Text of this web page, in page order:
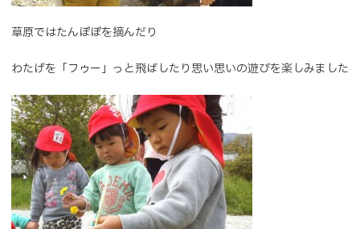
草原ではたんぽぽを摘んだり
わたげを「フゥー」っと飛ばしたり思い思いの遊びを楽しみました